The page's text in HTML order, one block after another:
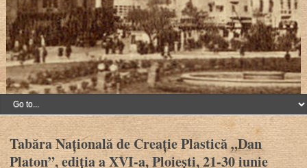
Tabăra Națională de Creație Plastică „Dan
Platon”, ediția a XVI-a, Ploiești, 21-30 iunie